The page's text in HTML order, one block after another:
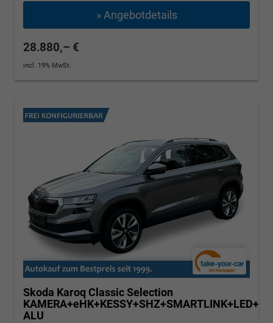
» Angebotdetails
28.880,– €
incl. 19% MwSt.
Skoda Karoq Classic Selection
ALU